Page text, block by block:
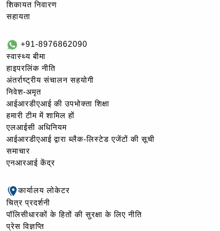
शिकायत निवारण
सहायता
+91-8976862090
स्वास्थ्य बीमा
हाइपरलिंक नीति
अंतर्राष्ट्रीय संचालन सहयोगी
निवेश-अमृत
आईआरडीएआई की उपभोक्ता शिक्षा
हमारी टीम में शामिल हों
एलआईसी अधिनियम
आईआरडीएआई द्वारा ब्लैक-लिस्टेड एजेंटों की सूची
समाचार
एनआरआई केंद्र
कार्यालय लोकेटर
चित्र प्रदर्शनी
पॉलिसीधारकों के हितों की सुरक्षा के लिए नीति
प्रेस विज्ञप्ति